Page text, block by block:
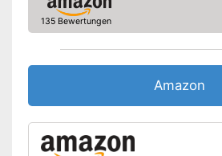
135 Bewertungen
Amazon